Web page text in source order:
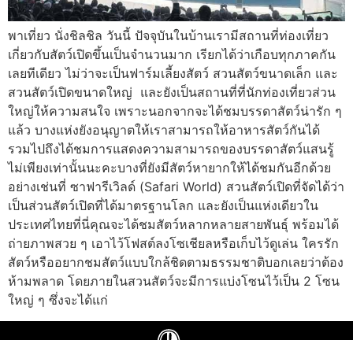
พาเที่ยว นั่งชิลชิล วันนี้ ปัจจุบันในบ้านเรามีสถานที่ท่องเที่ยว
เกี่ยวกับสัตว์เปิดขึ้นเป็นจำนวนมาก เรียกได้ว่าเกือบทุกภาคกัน
เลยทีเดียว ไม่ว่าจะเป็นฟาร์มเลี้ยงสัตว์ สวนสัตว์ขนาดเล็ก และ
สวนสัตว์เปิดขนาดใหญ่ และยังเป็นสถานที่ที่นักท่องเที่ยวส่วน
ใหญ่ให้ความสนใจ เพราะนอกจากจะได้ชมบรรดาสัตว์น่ารัก ๆ
แล้ว บางแห่งยังอนุญาตให้เราสามารถให้อาหารสัตว์กันได้
รวมไปถึงได้ชมการแสดงความสามารถของบรรดาสัตว์แสนรู้
ไม่เพียงเท่านั้นนะคะบางที่ยังมีสัตว์หายากให้ได้ชมกันอีกด้วย
อย่างเช่นที่ ซาฟารีเวิลด์ (Safari World) สวนสัตว์เปิดที่จัดได้ว่า
เป็นส่วนสัตว์เปิดที่ได้มาตรฐานโลก และยังเป็นแห่งเดียวใน
ประเทศไทยที่นี่คุณจะได้ชมสัตว์หลากหลายสายพันธุ์ พร้อมได้
ถ่ายภาพสวย ๆ เอาไว้โฟสต์ลงโซเชียลหรือเก็บไว้ดูเล่น ใครรัก
สัตว์หรืออยากชมสัตว์แบบใกล้ชิดตามธรรมชาติบอกเลยว่าต้อง
ห้ามพลาด โดยภายในสวนสัตว์จะมีการแบ่งโซนไว้เป็น 2 โซน
ใหญ่ ๆ ซึ่งจะได้แก่